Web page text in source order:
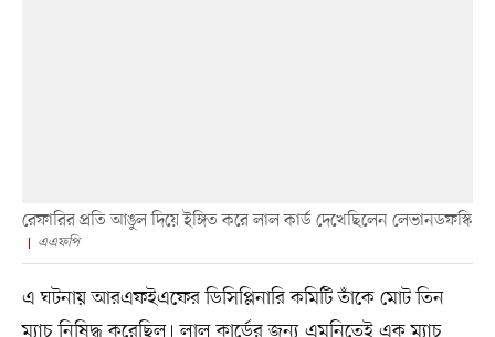
রেফারির প্রতি আঙুল দিয়ে ইঙ্গিত করে লাল কার্ড দেখেছিলেন লেভানডফস্কি
এএফপি
এ ঘটনায় আরএফইএফের ডিসিপ্লিনারি কমিটি তাঁকে মোট তিন
ম্যাচ নিষিদ্ধ করেছিল। লাল কার্ডের জন্য এমনিতেই এক ম্যাচ